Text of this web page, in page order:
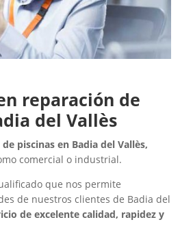
reparación de
del Vallès
piscinas en Badia del Vallès,
comercial o industrial.
que nos permite
de nuestros clientes de Badia del
de excelente calidad, rapidez y